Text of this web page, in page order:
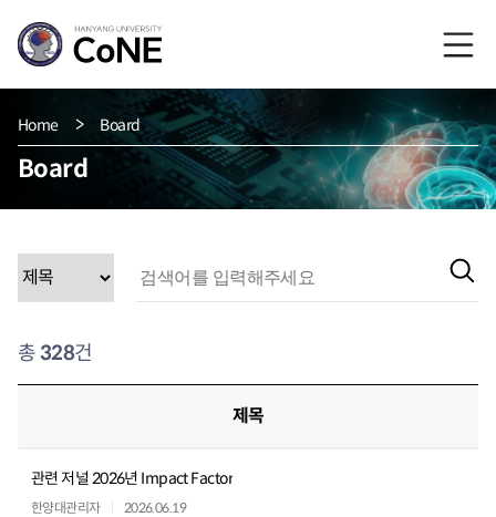
Home Board
Board
총328건
제목
관련 저널 2026년 Impact Factor
한양대관리자 2026.06.19